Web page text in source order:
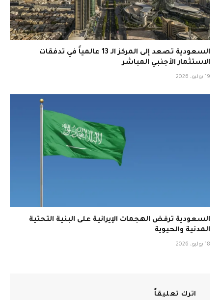
السعودية تصعد إلى المركز الـ 13 عالمياً في تدفقات
الاستثمار الأجنبي المباشر
19 يوليو، 2026
السعودية ترفض الهجمات الإيرانية على البنية التحتية
المدنية والحيوية
18 يوليو، 2026
اترك تعليقاً